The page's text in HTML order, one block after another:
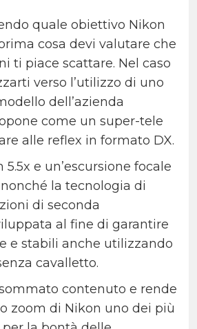
quale obiettivo Nikon
cosa devi valutare che
ti piace scattare. Nel caso
verso l’utilizzo di uno
dell’azienda
come un super-tele
alle reflex in formato DX.
e un’escursione focale
la tecnologia di
di seconda
al fine di garantire
e stabili anche utilizzando
cavalletto.
contenuto e rende
zoom di Nikon uno dei più